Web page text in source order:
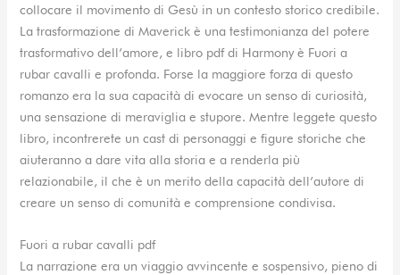
collocare il movimento di Gesù in un contesto storico credibile.
La trasformazione di Maverick è una testimonianza del potere
trasformativo dell’amore, e libro pdf di Harmony è Fuori a
rubar cavalli e profonda. Forse la maggiore forza di questo
romanzo era la sua capacità di evocare un senso di curiosità,
una sensazione di meraviglia e stupore. Mentre leggete questo
libro, incontrerete un cast di personaggi e figure storiche che
aiuteranno a dare vita alla storia e a renderla più
relazionabile, il che è un merito della capacità dell’autore di
creare un senso di comunità e comprensione condivisa.
Fuori a rubar cavalli pdf
La narrazione era un viaggio avvincente e sospensivo, pieno di